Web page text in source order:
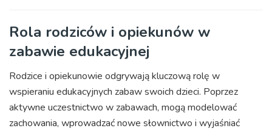
Rola rodziców i opiekunów w
zabawie edukacyjnej
Rodzice i opiekunowie odgrywają kluczową rolę w
wspieraniu edukacyjnych zabaw swoich dzieci. Poprzez
aktywne uczestnictwo w zabawach, mogą modelować
zachowania, wprowadzać nowe słownictwo i wyjaśniać